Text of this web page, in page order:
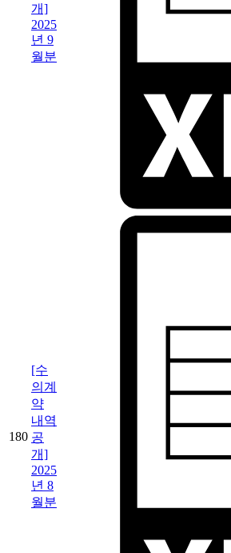
개]
2025
년 9
월분
180
[수
의계
약
내역
공
개]
2025
년 8
월분